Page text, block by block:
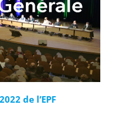
de l’EPF